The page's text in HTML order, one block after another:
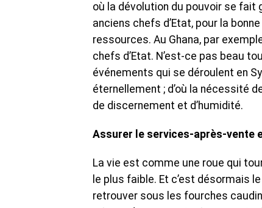
où la dévolution du pouvoir se fait
anciens chefs d’Etat, pour la
ressources. Au Ghana, par
chefs d’Etat. N’est-ce pas beau
événements qui se déroulent en
éternellement ; d’où la nécessité
de discernement et d’humidité.
Assurer le services-après-vente
La vie est comme une roue qui
le plus faible. Et c’est désormais
retrouver sous les fourches